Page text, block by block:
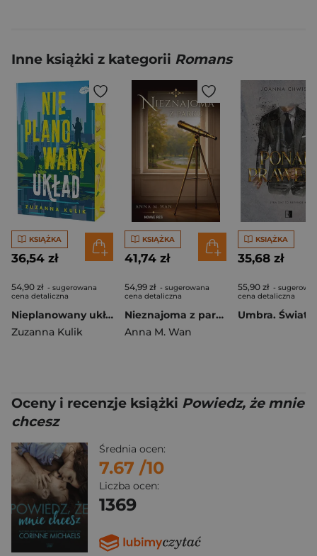
Inne książki z kategorii Romans
KSIĄŻKA
36,54 zł
54,90 zł - sugerowana
cena detaliczna
Nieplanowany układ (ilustrowane brzegi)
Zuzanna Kulik
KSIĄŻKA
41,74 zł
54,99 zł - sugerowana
cena detaliczna
Nieznajoma z parku
Anna M. Wan
KSIĄŻKA
35,68 zł
55,90 zł -
cena detaliczna
Oceny i recenzje książki Powiedz, że mnie
chcesz
Średnia ocen:
7.67 /10
Liczba ocen:
1369